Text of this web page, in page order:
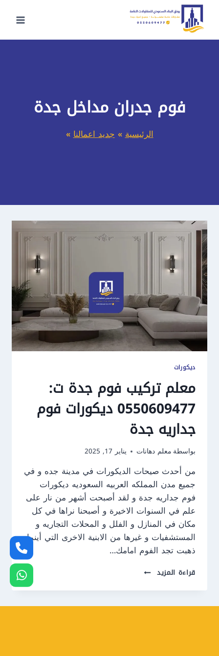
التجاوز
المحتوى
فوم جدران مداخل جدة
الرئيسية»جديد اعمالنا»
ديكورات
معلم تركيب فوم جدة ت:
0550609477 ديكورات فوم
جداريه جدة
بواسطة معلم دهانات يناير 17, 2025
من أحدث صيحات الديكورات في مدينة جده و في
جميع مدن المملكه العربيه السعوديه ديكورات
فوم جداريه جدة و لقد أصبحت أشهر من نار على
علم في السنوات الاخيرة و أصبحنا نراها في كل
مكان في المنازل و الفلل و المحلات التجاريه و
المستشفيات و غيرها من الابنية الاخرى التي أينما
ذهبت تجد الفوم امامك…
قراءة المزيد معلم
فوم